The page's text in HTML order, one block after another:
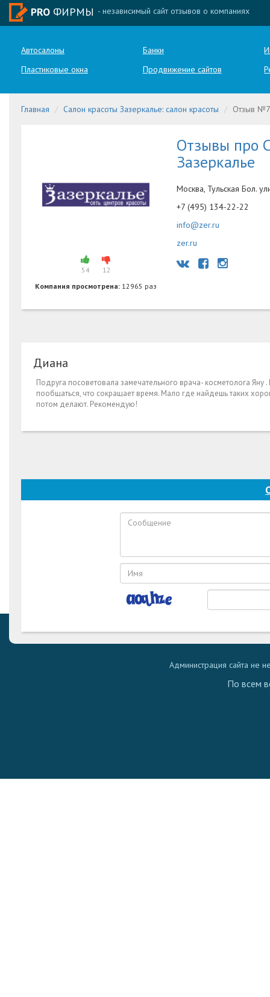
PRO ФИРМЫ - независимый сайт отзывов о компаниях
Автосалоны Банки
Пластиковые окна
Продвижение сайтов
Главная Салон красоты Зазеркалье: салон красоты Отзыв
54
12
Компания просмотрена: 12965 раз
Отзывы про
Зазеркалье
Москва, Тульская Бол.
+7 (495) 134-22-22
info@zer.ru
zer.ru
Диана
Подруга посоветовала замечательного врача- косметолога
пообщаться, что сокращает время. Мало где найдешь таких
потом делают. Рекомендую!
Администрация сайта не
По всем